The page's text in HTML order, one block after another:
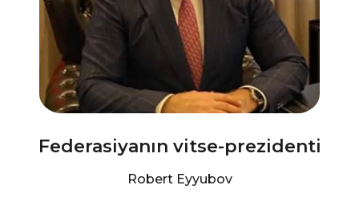
Federasiyanın vitse-prezidenti
Robert Eyyubov